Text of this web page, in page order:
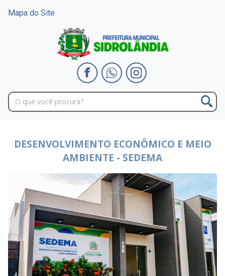
Mapa do Site
DESENVOLVIMENTO ECONÔMICO E MEIO
AMBIENTE - SEDEMA